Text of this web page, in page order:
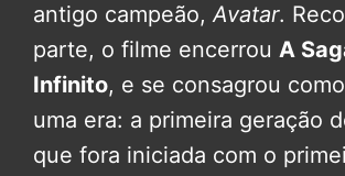
antigo campeão,Avatar.
parte, o filme encerrou A
Infinito, e se consagrou
uma era: a primeira geração
que fora iniciada com o